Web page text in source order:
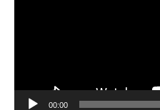
00:00